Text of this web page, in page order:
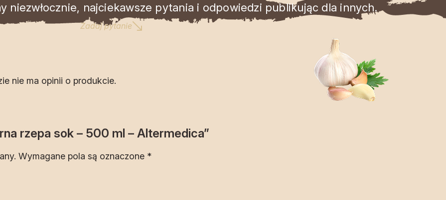
niezwłocznie, najciekawsze pytania i odpowiedzi publikując dla innych.
Zadaj pytanie
nie ma opinii o produkcie.
rzepa sok – 500 ml – Altermedica”
Wymagane pola są oznaczone *